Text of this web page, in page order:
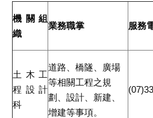
機關組
織
業務職掌 服務
土木工
程設計
科
道路、橋隧、廣場
等相關工程之規
劃、設計、新建、
增建等事項。